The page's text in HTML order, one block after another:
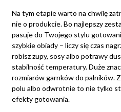
Na tym etapie warto na chwilę
nie o produkcie. Bo najlepszy
pasuje do Twojego stylu
szybkie obiady – liczy się czas
robisz zupy, sosy albo potrawy
stabilność temperatury. Duże
rozmiarów garnków do palników.
polu albo odwrotnie to nie tylko
efekty gotowania.